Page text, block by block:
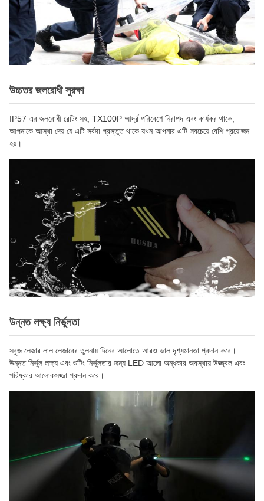
উচ্চতর জলরোধী সুরক্ষা
IP57 এর জলরোধী রেটিং সহ, TX100P আর্দ্র পরিবেশে নিরাপদ এবং কার্যকর থাকে,
আপনাকে আস্থা দেয় যে এটি সর্বদা প্রস্তুত থাকে যখন আপনার এটি সবচেয়ে বেশি প্রয়োজন
হয়।
উন্নত লক্ষ্য নির্ভুলতা
সবুজ লেজার লাল লেজারের তুলনায় দিনের আলোতে আরও ভাল দৃশ্যমানতা প্রদান করে।
উন্নত নির্ভুল লক্ষ্য এবং শুটিং নির্ভুলতার জন্য LED আলো অন্ধকার অবস্থায় উজ্জ্বল এবং
পরিষ্কার আলোকসজ্জা প্রদান করে।